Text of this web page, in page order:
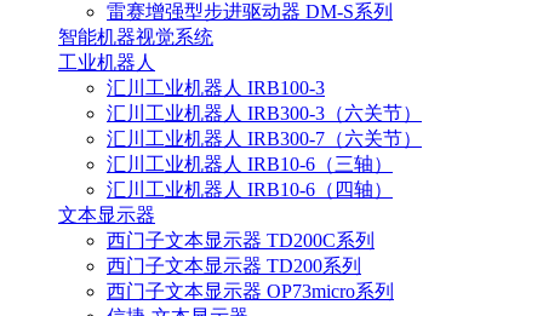
雷赛增强型步进驱动器 DM-S系列
智能机器视觉系统
工业机器人
汇川工业机器人 IRB100-3
汇川工业机器人 IRB300-3（六关节）
汇川工业机器人 IRB300-7（六关节）
汇川工业机器人 IRB10-6（三轴）
汇川工业机器人 IRB10-6（四轴）
文本显示器
西门子文本显示器 TD200C系列
西门子文本显示器 TD200系列
西门子文本显示器 OP73micro系列